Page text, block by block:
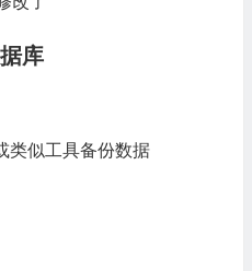
库
类似工具备份数据